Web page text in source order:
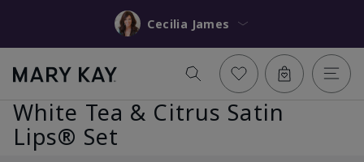
Cecilia James
White Tea & Citrus Satin
Lips® Set